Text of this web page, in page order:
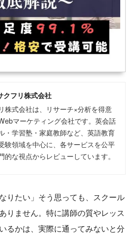
クフリ株式会社
株式会社は、リサーチ×分析を得意
マーケティング会社です。英会話
・学習塾・家庭教師など、英語教育
験領域を中心に、各サービスを公平
的な視点からレビューしています。
りたい」そう思っても、スクール
りません。特に講師の質やレッス
るかは、実際に通ってみないと分